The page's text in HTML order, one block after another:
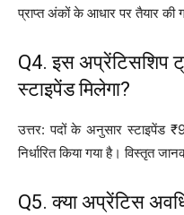
प्राप्त अंकों के आधार पर तैयार की
Q4. इस अप्रेंटिसशिप
स्टाइपेंड मिलेगा?
उत्तर: पदों के अनुसार स्टाइपेंड
निर्धारित किया गया है। विस्तृत
Q5. क्या अप्रेंटिस